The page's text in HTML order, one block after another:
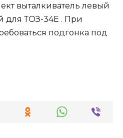
выталкиватель левый
для ТОЗ-34Е . При
подгонка под